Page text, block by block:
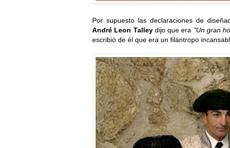
Por supuesto las declaraciones de
André Leon Talleydijo que era "Un gran
escribió de él que era un filántropo